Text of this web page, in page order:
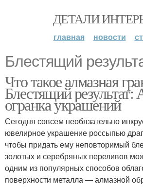
ДЕТАЛИ
главная новости
Блестящий
Что такое алмазная
Блестящий результат:
огранка украшений
Сегодня совсем необязательно
ювелирное украшение россыпью
чтобы придать ему неповторимый
золотых и серебряных переливов
одним из популярных способов
поверхности металла — алмазной